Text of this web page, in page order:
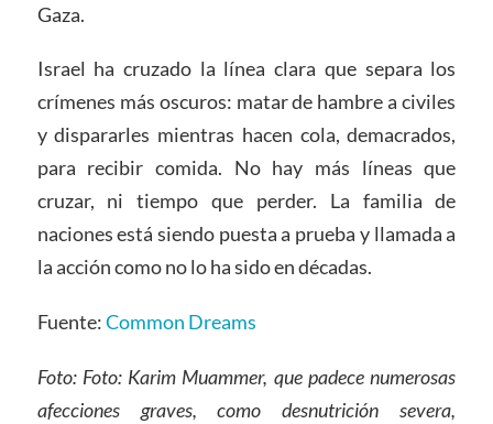
Gaza.
Israel ha cruzado la línea clara que separa los
crímenes más oscuros: matar de hambre a civiles
y dispararles mientras hacen cola, demacrados,
para recibir comida. No hay más líneas que
cruzar, ni tiempo que perder. La familia de
naciones está siendo puesta a prueba y llamada a
la acción como no lo ha sido en décadas.
Fuente:Common Dreams
Foto: Foto: Karim Muammer, que padece numerosas
afecciones graves, como desnutrición severa,